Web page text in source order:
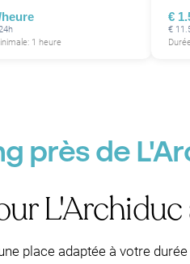
heure
1 heure
€
€
près de
place adaptée à votre